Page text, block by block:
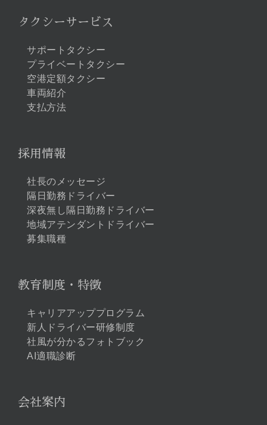
タクシーサービス
サポートタクシー
プライベートタクシー
空港定額タクシー
車両紹介
支払方法
採用情報
社長のメッセージ
隔日勤務ドライバー
深夜無し隔日勤務ドライバー
地域アテンダントドライバー
募集職種
教育制度・特徴
キャリアアッププログラム
新人ドライバー研修制度
社風が分かるフォトブック
AI適職診断
会社案内